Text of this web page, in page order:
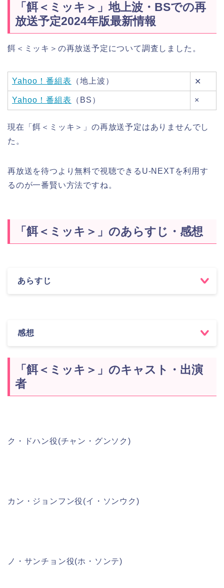
「餌＜ミッキ＞」地上波・BSでの再
放送予定2024年版最新情報
餌＜ミッキ＞の再放送予定について調査しました。
Yahoo！番組表 （地上波） ✕
Yahoo！番組表 （BS） ×
現在「餌＜ミッキ＞」の再放送予定はありませんでし
た。
再放送を待つより無料で視聴できるU-NEXTを利用す
るのが一番賢い方法ですね。
「餌＜ミッキ＞」のあらすじ・感想
あらすじ
感想
「餌＜ミッキ＞」のキャスト・出演
者
ク・ドハン役(チャン・グンソク)
カン・ジョンフン役(イ・ソンウク)
ノ・サンチョン役(ホ・ソンテ)